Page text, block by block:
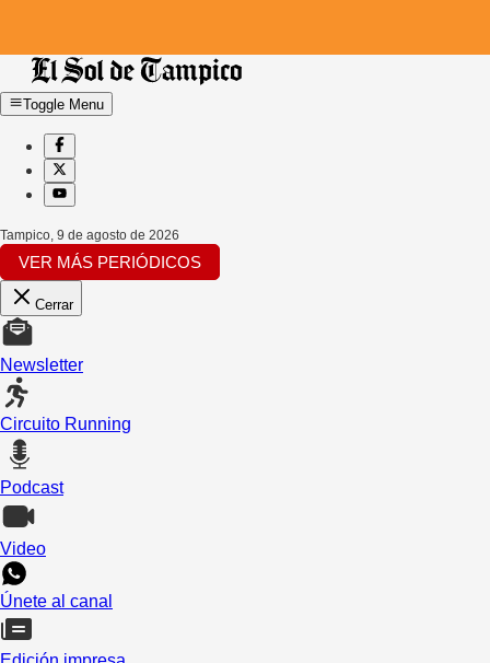
Toggle Menu
Tampico, 9 de agosto de 2026
VER MÁS PERIÓDICOS
Cerrar
Newsletter
Circuito Running
Podcast
Video
Únete al canal